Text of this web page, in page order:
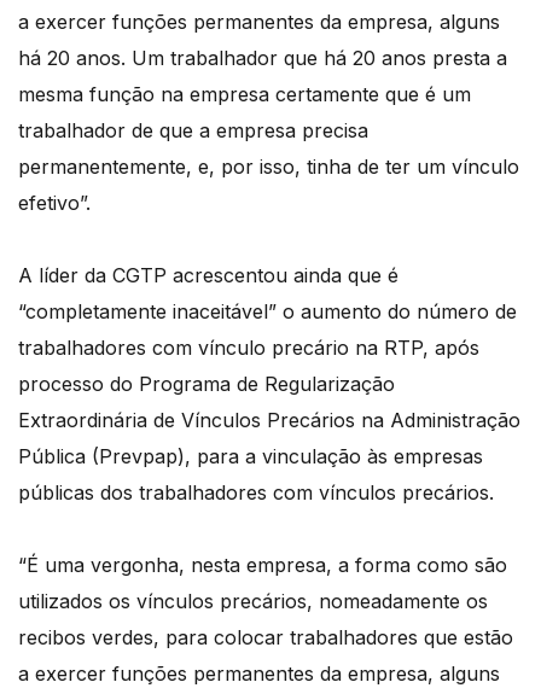
a exercer funções permanentes da empresa, alguns
há 20 anos. Um trabalhador que há 20 anos presta a
mesma função na empresa certamente que é um
trabalhador de que a empresa precisa
permanentemente, e, por isso, tinha de ter um vínculo
efetivo”.
A líder da CGTP acrescentou ainda que é
“completamente inaceitável” o aumento do número de
trabalhadores com vínculo precário na RTP, após
processo do Programa de Regularização
Extraordinária de Vínculos Precários na Administração
Pública (Prevpap), para a vinculação às empresas
públicas dos trabalhadores com vínculos precários.
“É uma vergonha, nesta empresa, a forma como são
utilizados os vínculos precários, nomeadamente os
recibos verdes, para colocar trabalhadores que estão
a exercer funções permanentes da empresa, alguns